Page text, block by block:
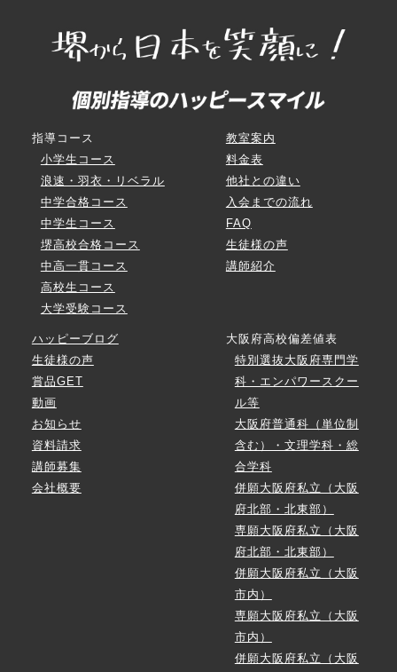
指導コース
小学生コース
浪速・羽衣・リベラル
中学合格コース
中学生コース
堺高校合格コース
中高一貫コース
高校生コース
大学受験コース
教室案内
料金表
他社との違い
入会までの流れ
FAQ
生徒様の声
講師紹介
ハッピーブログ
生徒様の声
賞品GET
動画
お知らせ
資料請求
講師募集
会社概要
大阪府高校偏差値表
特別選抜大阪府専門学
科・エンパワースクー
ル等
大阪府普通科（単位制
含む）・文理学科・総
合学科
併願大阪府私立（大阪
府北部・北東部）
専願大阪府私立（大阪
府北部・北東部）
併願大阪府私立（大阪
市内）
専願大阪府私立（大阪
市内）
併願大阪府私立（大阪